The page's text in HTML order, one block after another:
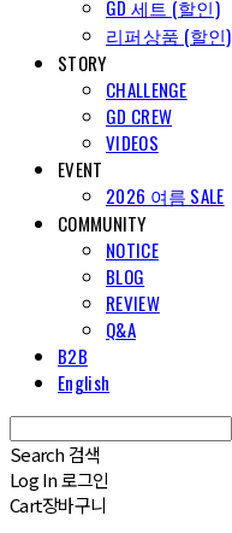
GD 세트 (할인)
리퍼상품 (할인)
STORY
CHALLENGE
GD CREW
VIDEOS
EVENT
2026 여름 SALE
COMMUNITY
NOTICE
BLOG
REVIEW
Q&A
B2B
English
Search 검색
Log In로그인
Cart장바구니